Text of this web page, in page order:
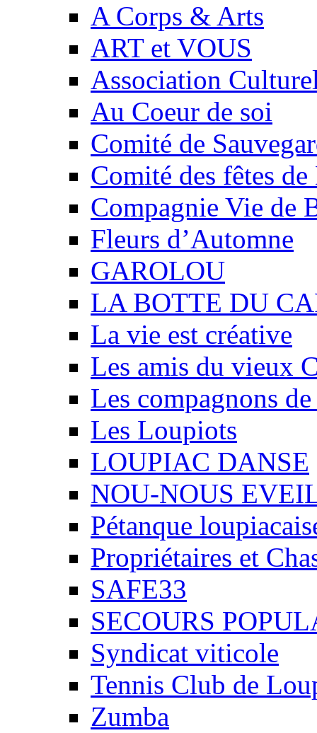
A Corps & Arts
ART et VOUS
Association
Au Coeur de soi
Comité de
Comité des fêtes
Compagnie Vie de
Fleurs d’Automne
GAROLOU
LA BOTTE DU
La vie est créative
Les amis du vieux
Les compagnons
Les Loupiots
LOUPIAC DANSE
NOU-NOUS
Pétanque
Propriétaires et
SAFE33
SECOURS
Syndicat viticole
Tennis Club de
Zumba